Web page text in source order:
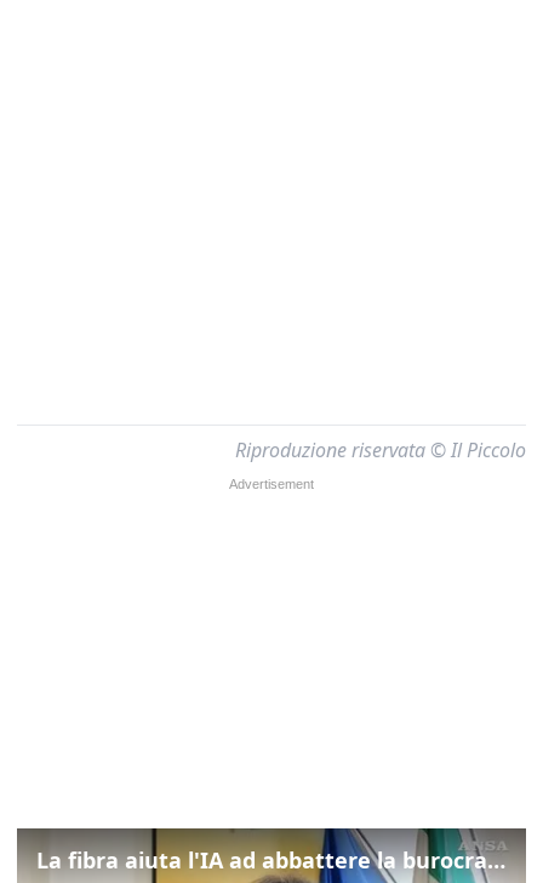
Riproduzione riservata © Il Piccolo
La fibra aiuta l'IA ad abbattere la burocrazia, progetto pilota in Veneto